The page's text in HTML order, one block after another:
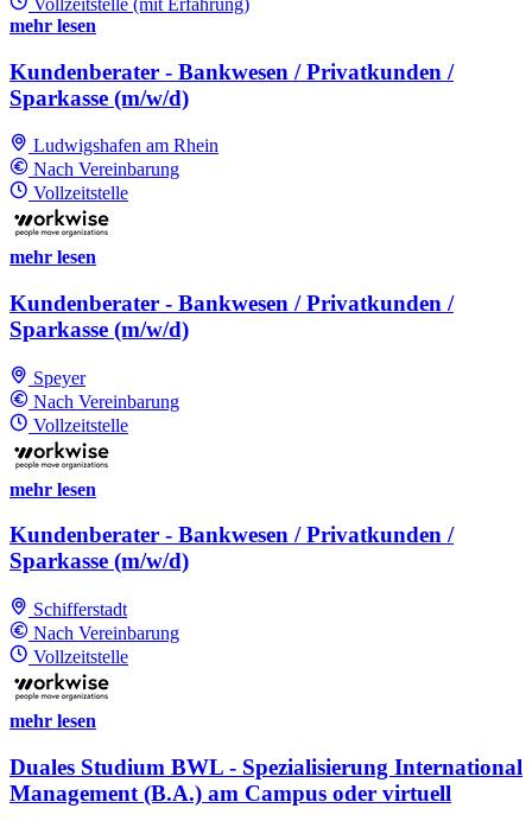
mehr lesen
Kundenberater - Bankwesen / Privatkunden /
Sparkasse (m/w/d)
Ludwigshafen am Rhein
Nach Vereinbarung
Vollzeitstelle
mehr lesen
Kundenberater - Bankwesen / Privatkunden /
Sparkasse (m/w/d)
Speyer
Nach Vereinbarung
Vollzeitstelle
mehr lesen
Kundenberater - Bankwesen / Privatkunden /
Sparkasse (m/w/d)
Schifferstadt
Nach Vereinbarung
Vollzeitstelle
mehr lesen
Duales Studium BWL - Spezialisierung International
Management (B.A.) am Campus oder virtuell